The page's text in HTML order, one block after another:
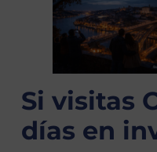
Si visitas
días en